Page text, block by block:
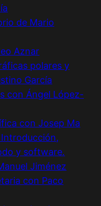
de Mario
Aznar
polares y
García
con Ángel López-
con Josep Ma
y software.
Jiménez
con Paco